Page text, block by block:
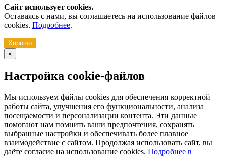
Сайт использует cookies.
Оставаясь с нами, вы соглашаетесь на использование файлов
cookies. Подробнее.
Хорошо
×
Настройка cookie-файлов
Мы используем файлы cookies для обеспечения корректной
работы сайта, улучшения его функциональности, анализа
посещаемости и персонализации контента. Эти данные
помогают нам помнить ваши предпочтения, сохранять
выбранные настройки и обеспечивать более плавное
взаимодействие с сайтом. Продолжая использовать сайт, вы
даёте согласие на использование cookies. Подробнее в